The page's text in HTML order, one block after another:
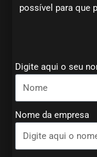
possível para que
Digite aqui o seu
Nome da empresa